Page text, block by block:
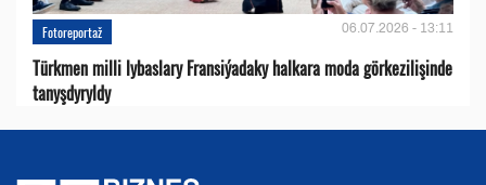
Fotoreportaž 06.07.2026 - 13:11
Türkmen milli lybaslary Fransiýadaky halkara moda görkezilişinde
tanyşdyryldy